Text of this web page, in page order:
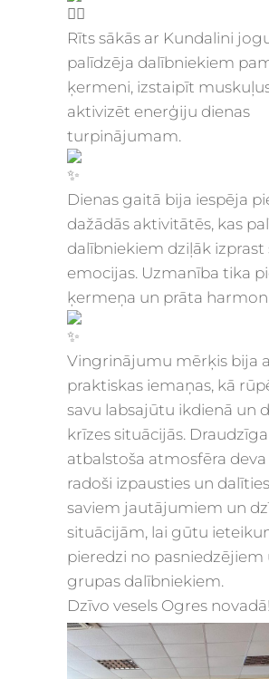
Rīts sākās ar Kundalini
palīdzēja dalībniekiem
ķermeni, izstaipīt
aktivizēt enerģiju dienas
turpinājumam.
Dienas gaitā bija iespēja
dažādās aktivitātēs, kas
dalībniekiem dziļāk izprast
emocijas. Uzmanība tika
ķermeņa un prāta
Vingrinājumu mērķis bija
praktiskas iemaņas, kā
savu labsajūtu ikdienā un
krīzes situācijās.
atbalstoša atmosfēra deva
radoši izpausties un
saviem jautājumiem un
situācijām, lai gūtu
pieredzi no pasniedzējiem
grupas dalībniekiem.
Dzīvo vesels Ogres novadā!